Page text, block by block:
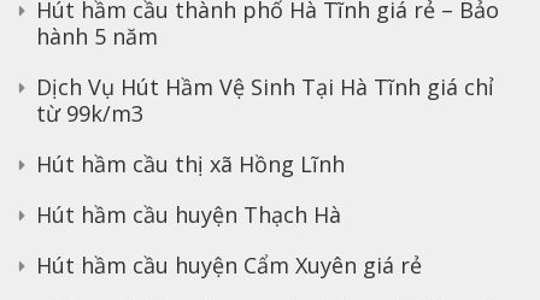
Hút hầm cầu thành phố Hà Tĩnh giá rẻ – Bảo
hành 5 năm
Dịch Vụ Hút Hầm Vệ Sinh Tại Hà Tĩnh giá chỉ
từ 99k/m3
Hút hầm cầu thị xã Hồng Lĩnh
Hút hầm cầu huyện Thạch Hà
Hút hầm cầu huyện Cẩm Xuyên giá rẻ